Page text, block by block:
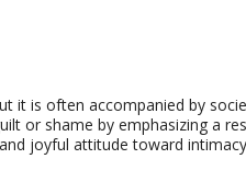
it is often accompanied by
or shame by emphasizing a
joyful attitude toward